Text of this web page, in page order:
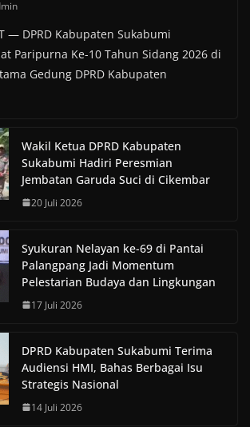
— DPRD Kabupaten Sukabumi
Paripurna Ke-10 Tahun Sidang 2026 di
Gedung DPRD Kabupaten
Wakil Ketua DPRD Kabupaten
Sukabumi Hadiri Peresmian
Jembatan Garuda Suci di Cikembar
20 Juli 2026
Syukuran Nelayan ke-69 di Pantai
Palangpang Jadi Momentum
Pelestarian Budaya dan Lingkungan
17 Juli 2026
DPRD Kabupaten Sukabumi Terima
Audiensi HMI, Bahas Berbagai Isu
Strategis Nasional
14 Juli 2026